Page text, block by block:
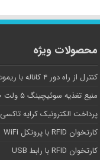
محصولات ویژه
کنترل از راه دور ۴ کاناله با ریموت های کدلرن
منبع تغذیه سوئیچینگ ۵ ولت ۵۰ آمپر
پرداخت الکترونیک کرایه تاکسی
کارتخوان RFID با پروتکل WiFi
کارتخوان RFID با رابط USB